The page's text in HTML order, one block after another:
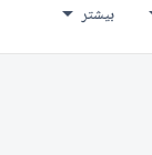
بیشتر